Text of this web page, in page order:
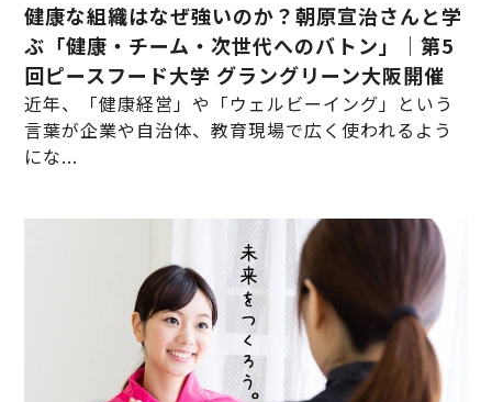
健康な組織はなぜ強いのか？朝原宣治さんと学
ぶ「健康・チーム・次世代へのバトン」｜第5
回ピースフード大学 グラングリーン大阪開催
近年、「健康経営」や「ウェルビーイング」という
言葉が企業や自治体、教育現場で広く使われるよう
にな...